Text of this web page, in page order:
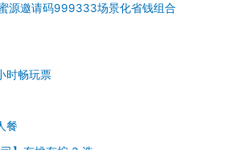
源邀请码999333场景化省钱组合
时畅玩票
餐